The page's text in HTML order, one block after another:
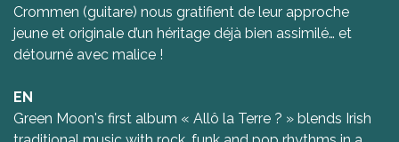
Crommen (guitare) nous gratifient de leur approche
jeune et originale d’un héritage déjà bien assimilé… et
détourné avec malice !
EN
Green Moon's first album « Allô la Terre ? » blends Irish